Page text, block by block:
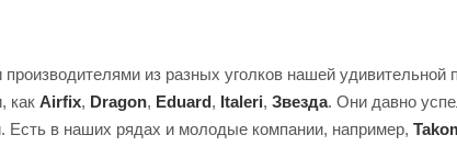
из разных уголков нашей
как Airfix, Dragon, Eduard, Italeri, Звезда. Они давно
Есть в наших рядах и молодые компании, например,